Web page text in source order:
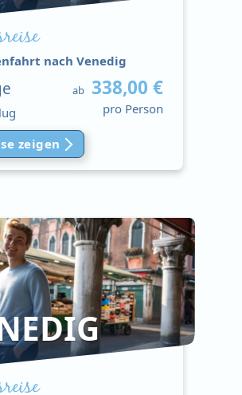
nach Venedig
ab 338,00 €
pro Person
zeigen